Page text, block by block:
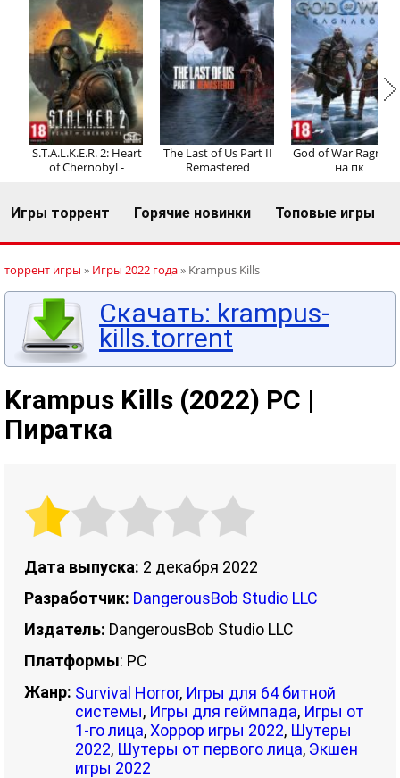
Регистрация Вход
S.T.A.L.K.E.R. 2: Heart
of Chernobyl -
The Last of Us Part II
Remastered
God of War
на пк
Игры торрент Горячие новинки Топовые игры
торрент игры » Игры 2022 года» Krampus Kills
Скачать: krampus-
kills.torrent
Krampus Kills (2022) PC |
Пиратка
Дата выпуска: 2 декабря 2022
Разработчик: DangerousBob Studio LLC
Издатель: DangerousBob Studio LLC
Платформы: PC
Жанр: Survival Horror, Игры для 64 битной
системы, Игры для геймпада, Игры от
1-го лица,Хоррор игры 2022, Шутеры
2022, Шутеры от первого лица, Экшен
игры 2022